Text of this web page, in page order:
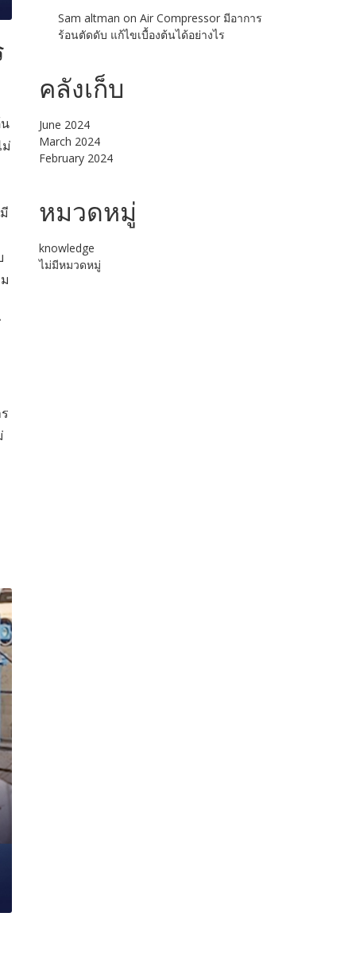
Sam altman onAir Compressor มีอาการ
ร้อนตัดดับ แก้ไขเบื้องต้นได้อย่างไร
คลังเก็บ
June 2024
March 2024
February 2024
หมวดหมู่
knowledge
ไม่มีหมวดหมู่